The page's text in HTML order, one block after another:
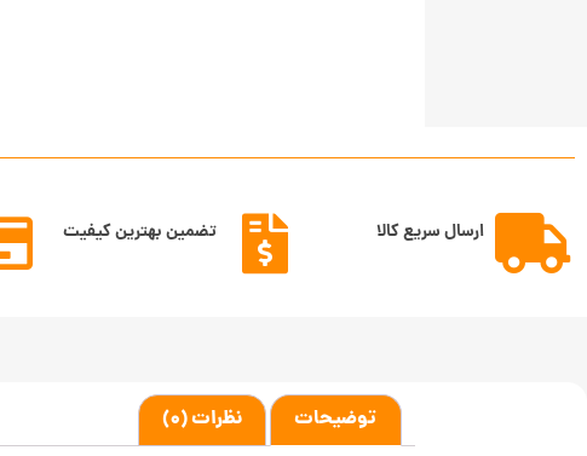
ارسال سریع کالا تضمین بهترین کیفیت
توضیحات نظرات (0)